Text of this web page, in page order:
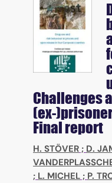
Challenges
(ex-
Final report
H. STÖVER ; D.
; L. MICHEL ; P.